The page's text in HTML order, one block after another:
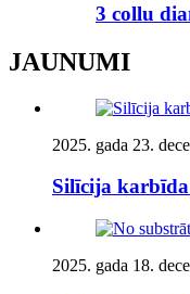
3 collu
JAUNUMI
2025. gada 23.
Silīcija
2025. gada 18.